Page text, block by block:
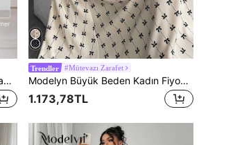
Modelyn Kadın Mektup Baskılı Bağcıklı Bel İnce Tayt, Günlük
Trendler #Mütevazı Zarafet
Modelyn Büyük Beden Kadın Fiyonk Baskılı Puf Kollu Şık Dar Elbise
1.173,78TL